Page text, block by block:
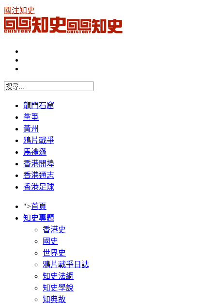
關注知史
龍門石窟
黨爭
黃州
鴉片戰爭
馬禮遜
香港開埠
香港通志
香港足球
">首頁
知史專題
香港史
國史
世界史
鴉片戰爭日誌
知史法網
知史學說
知典故